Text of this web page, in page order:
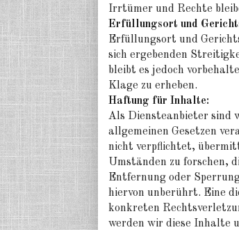
Irrtümer und Rechte
Erfüllungsort und
Erfüllungsort und
sich ergebenden
bleibt es jedoch
Klage zu erheben.
Haftung für Inhalte:
Als Diensteanbieter sind
allgemeinen Gesetzen
nicht verpflichtet,
Umständen zu forschen,
Entfernung oder
hiervon unberührt. Eine
konkreten
werden wir diese Inhalte